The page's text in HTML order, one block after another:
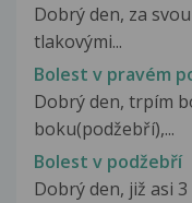
Dobrý den, za
tlakovými...
Bolest v pravém
Dobrý den, trpím
boku(podžebří),...
Bolest v podžebří
Dobrý den, již asi